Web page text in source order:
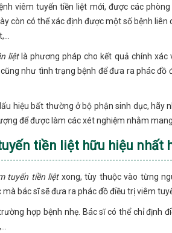
viêm tuyến tiền liệt mới, được các
còn có thể xác định được một số bệnh liên
liệtlà phương pháp cho kết quả chính
như tình trạng bệnh để đưa ra phác đồ
hiệu bất thường ở bộ phận sinh dục, hãy
để được làm các xét nghiệm nhằm
tiền liệt hữu hiệu nhất
tuyến tiền liệtxong, tùy thuộc vào từng
bác sĩ sẽ đưa ra phác đồ điều trị viêm
hợp bệnh nhẹ. Bác sĩ có thể chỉ định